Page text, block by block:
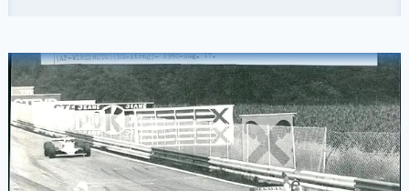
VOLANT
À
YOUTUBE,
UN
PARCOURS
MULTI-
FACETTES